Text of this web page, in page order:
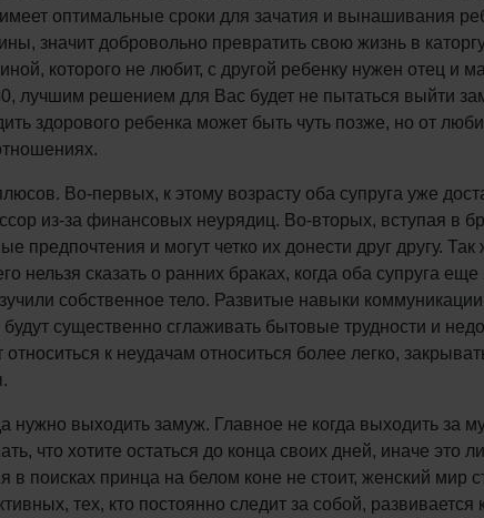
оптимальные сроки для зачатия и вынашивания
значит добровольно превратить свою жизнь в
которого не любит, с другой ребенку нужен отец и
решением для Вас будет не пытаться выйти
здорового ребенка может быть чуть позже, но от
Во-первых, к этому возрасту оба супруга уже
из-за финансовых неурядиц. Во-вторых, вступая в
предпочтения и могут четко их донести друг другу.
нельзя сказать о ранних браках, когда оба супруга
собственное тело. Развитые навыки
существенно сглаживать бытовые трудности и
к неудачам относиться более легко,
нужно выходить замуж. Главное не когда выходить за
что хотите остаться до конца своих дней, иначе это
поисках принца на белом коне не стоит, женский мир
тех, кто постоянно следит за собой, развивается